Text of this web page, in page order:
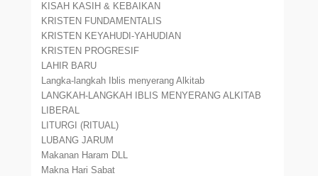
KISAH KASIH & KEBAIKAN
KRISTEN FUNDAMENTALIS
KRISTEN KEYAHUDI-YAHUDIAN
KRISTEN PROGRESIF
LAHIR BARU
Langka-langkah Iblis menyerang Alkitab
LANGKAH-LANGKAH IBLIS MENYERANG ALKITAB
LIBERAL
LITURGI (RITUAL)
LUBANG JARUM
Makanan Haram DLL
Makna Hari Sabat